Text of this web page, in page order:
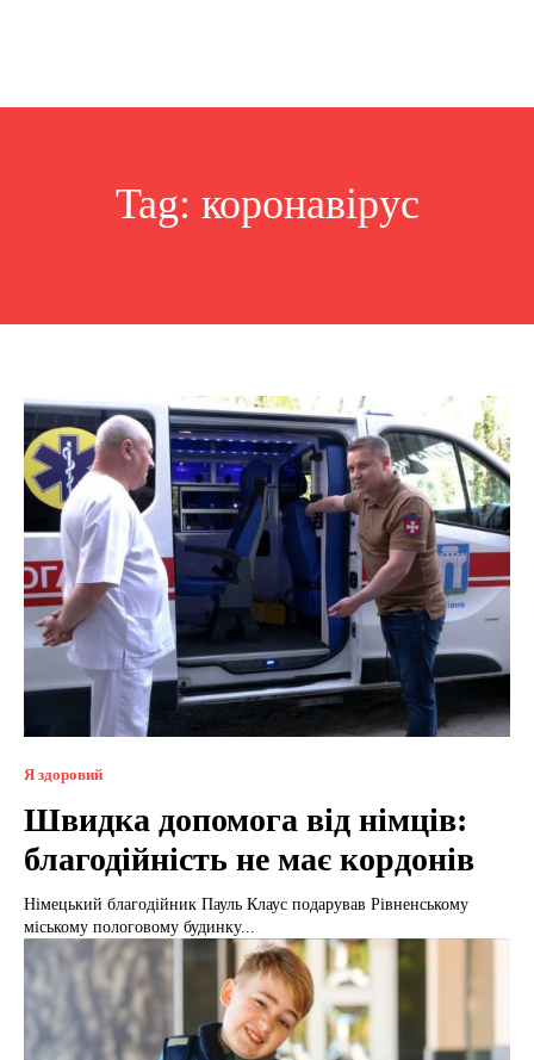
Tag: коронавірус
Я здоровий
Швидка допомога від німців:
благодійність не має кордонів
Німецький благодійник Пауль Клаус подарував Рівненському
міському пологовому будинку...